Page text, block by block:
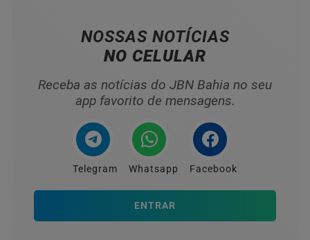
NOSSAS NOTÍCIAS
NO CELULAR
Receba as notícias do JBN Bahia no seu
app favorito de mensagens.
Telegram Whatsapp Facebook
ENTRAR